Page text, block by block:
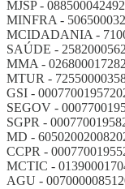
MJSP -
MINFRA -
MCIDADANIA -
SAÚDE -
MMA -
MTUR -
GSI -
SEGOV -
SGPR -
MD -
CCPR -
MCTIC -
AGU -